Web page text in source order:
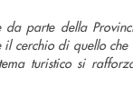
da parte della
il cerchio di quello che
turistico si